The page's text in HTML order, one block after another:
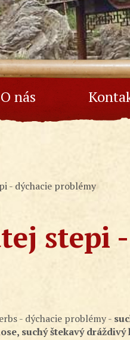
O nás
- dýchacie problémy
stepi
- dýchacie problémy -
suchý štekavý dráždivý